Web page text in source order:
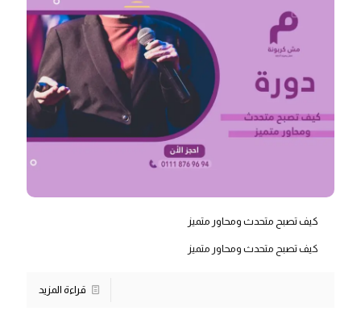
كيف تصبح متحدث ومحاور متميز
كيف تصبح متحدث ومحاور متميز
قراءة المزيد